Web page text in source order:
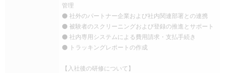
管理
⚫ 社外のパートナー企業および社内関連部署との連携
⚫ 被験者のスクリーニングおよび登録の推進とサポート
⚫ 社内専用システムによる費用請求・支払手続き
⚫ トラッキングレポートの作成
【入社後の研修について】